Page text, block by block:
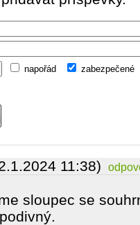
napořád zabezpečené
11:38)
sloupec se